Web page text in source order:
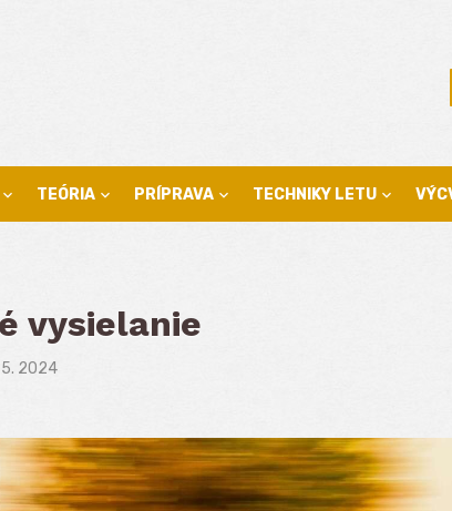
TEÓRIA PRÍPRAVA TECHNIKY LETU
vysielanie
5. 2024